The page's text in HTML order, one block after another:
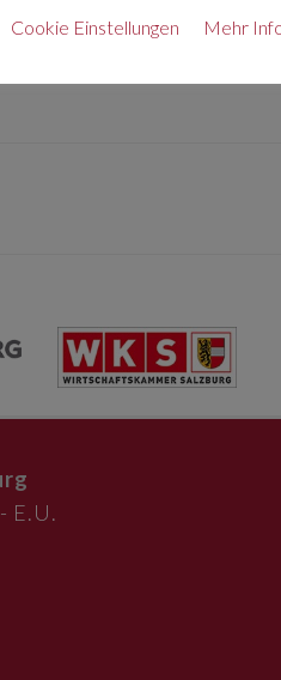
E.U.
Cookie Einstellungen Mehr